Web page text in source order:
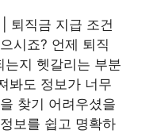
퇴직금 지급 조건
시죠? 언제 퇴직
는지 헷갈리는 부분
봐도 정보가 너무
찾기 어려우셨을
보를 쉽고 명확하